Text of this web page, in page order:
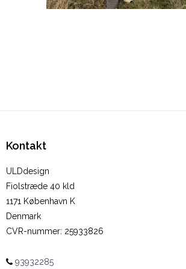
Kontakt
ULDdesign
Fiolstræde 40 kld
1171 København K
Denmark
CVR-nummer: 25933826
93932285